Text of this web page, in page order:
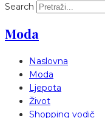
Search
Moda
Naslovna
Moda
Ljepota
Život
Shopping vodič